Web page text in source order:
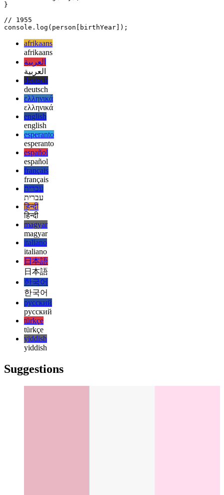
  // name
  console.log(key);
// 1955
afrikaans
afrikaans
العربية
العربية
deutsch
deutsch
ελληνικά
ελληνικά
english
english
esperanto
esperanto
español
español
français
français
עברית
עברית
हिन्दी
हिन्दी
magyar
magyar
italiano
italiano
日本語
日本語
한국어
한국어
русский
русский
türkçe
yiddish
yiddish